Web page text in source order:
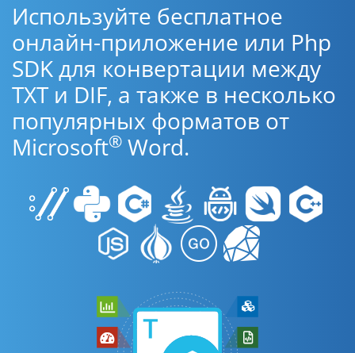
Используйте бесплатное
онлайн-приложение или Php
SDK для конвертации между
TXT и DIF, а также в несколько
популярных форматов от
Microsoft® Word.